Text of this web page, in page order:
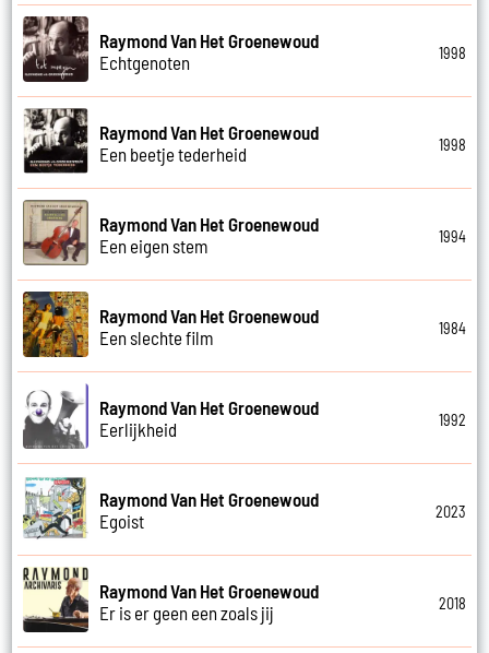
Raymond Van Het Groenewoud
Echtgenoten
1998
Raymond Van Het Groenewoud
Een beetje tederheid
1998
Raymond Van Het Groenewoud
Een eigen stem
1994
Raymond Van Het Groenewoud
Een slechte film
1984
Raymond Van Het Groenewoud
Eerlijkheid
1992
Raymond Van Het Groenewoud
Egoist
2023
Raymond Van Het Groenewoud
Er is er geen een zoals jij
2018